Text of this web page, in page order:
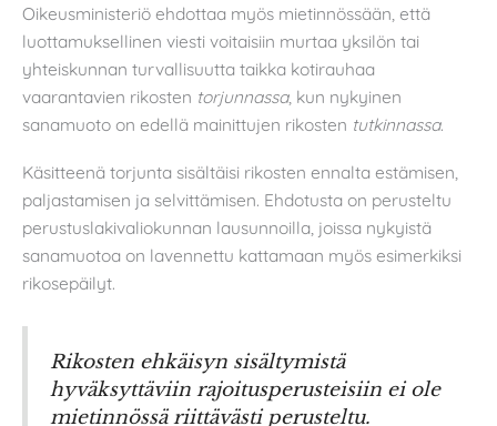
Oikeusministeriö ehdottaa myös mietinnössään, että
luottamuksellinen viesti voitaisiin murtaa yksilön tai
yhteiskunnan turvallisuutta taikka kotirauhaa
vaarantavien rikosten torjunnassa, kun nykyinen
sanamuoto on edellä mainittujen rikosten tutkinnassa.
Käsitteenä torjunta sisältäisi rikosten ennalta estämisen,
paljastamisen ja selvittämisen. Ehdotusta on perusteltu
perustuslakivaliokunnan lausunnoilla, joissa nykyistä
sanamuotoa on lavennettu kattamaan myös esimerkiksi
rikosepäilyt.
Rikosten ehkäisyn sisältymistä
hyväksyttäviin rajoitusperusteisiin ei ole
mietinnössä riittävästi perusteltu.